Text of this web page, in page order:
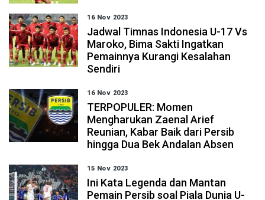
16 Nov 2023
Jadwal Timnas Indonesia U-17 Vs
Maroko, Bima Sakti Ingatkan
Pemainnya Kurangi Kesalahan
Sendiri
16 Nov 2023
TERPOPULER: Momen
Mengharukan Zaenal Arief
Reunian, Kabar Baik dari Persib
hingga Dua Bek Andalan Absen
15 Nov 2023
Ini Kata Legenda dan Mantan
Pemain Persib soal Piala Dunia U-